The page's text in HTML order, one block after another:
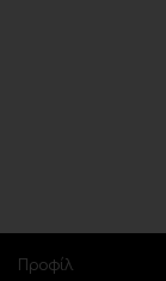
Προφίλ